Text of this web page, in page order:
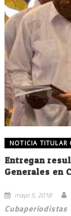
NOTICIA TITULAR
Entregan
Generales en
mayo 5, 2018
Cubaperiodistas